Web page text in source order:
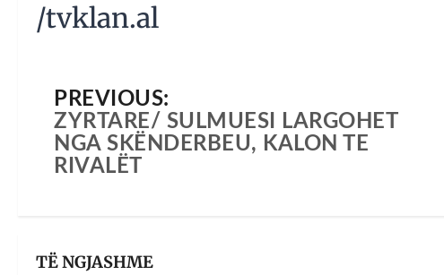
/tvklan.al
PREVIOUS:
ZYRTARE/ SULMUESI LARGOHET
NGA SKËNDERBEU, KALON TE
RIVALËT
TË NGJASHME